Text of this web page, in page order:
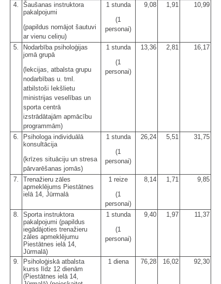
4.
Šaušanas instruktora
pakalpojumi
(papildus nomājot šautuvi
ar vienu celiņu)
1 stunda
(1
personai)
9,08 1,91 10,99
5.
Nodarbība psiholoģijas
jomā grupā
(lekcijas, atbalsta grupu
nodarbības u. tml.
atbilstoši Iekšlietu
ministrijas veselības un
sporta centrā
izstrādātajām apmācību
programmām)
1 stunda
(1
personai)
13,36 2,81 16,17
6.
Psihologa individuālā
konsultācija
(krīzes situāciju un stresa
pārvarēšanas jomās)
1 stunda
(1
personai)
26,24 5,51 31,75
7.
Trenažieru zāles
apmeklējums Piestātnes
ielā 14, Jūrmalā
1 reize
(1
personai)
8,14 1,71 9,85
8.
Sporta instruktora
pakalpojumi (papildus
iegādājoties trenažieru
zāles apmeklējumu
Piestātnes ielā 14,
Jūrmalā)
1 stunda
(1
personai)
9,40 1,97 11,37
9.
Psiholoģiskā atbalsta
kurss līdz 12 dienām
(Piestātnes ielā 14,
1 diena 76,28 16,02 92,30